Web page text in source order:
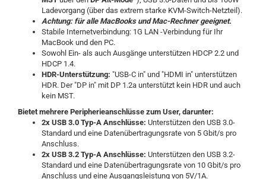
Ladevorgang (über das extrem starke KVM-Switch-Netzteil).
Achtung: für alle MacBooks und Mac-Rechner geeignet.
Stabile Internetverbindung: 1G LAN -Verbindung für Ihr
MacBook und den PC.
Sowohl Ein- als auch Ausgänge unterstützen HDCP 2.2 und
HDCP 1.4.
HDR-Unterstützung: "USB-C in" und "HDMI in" unterstützen
HDR. Der "DP in" mit DP 1.2a unterstützt kein HDR und auch
kein MST.
Bietet mehrere Peripherieanschlüsse zum User, darunter:
2x USB 3.0 Typ-A Anschlüsse: Unterstützen den USB 3.0-
Standard und eine Datenübertragungsrate von 5 Gbit/s pro
Anschluss.
2x USB 3.2 Typ-A Anschlüsse: Unterstützen den USB 3.2-
Standard und eine Datenübertragungsrate von 10 Gbit/s pro
Anschluss und eine Ausgangsleistung von 5V/1A.